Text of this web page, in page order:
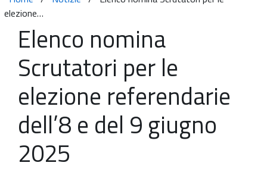
elezione…
Elenco nomina
Scrutatori per le
elezione referendarie
dell’8 e del 9 giugno
2025